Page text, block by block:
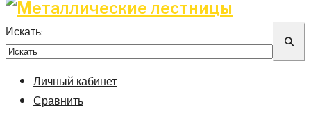
Искать:
Личный кабинет
Сравнить